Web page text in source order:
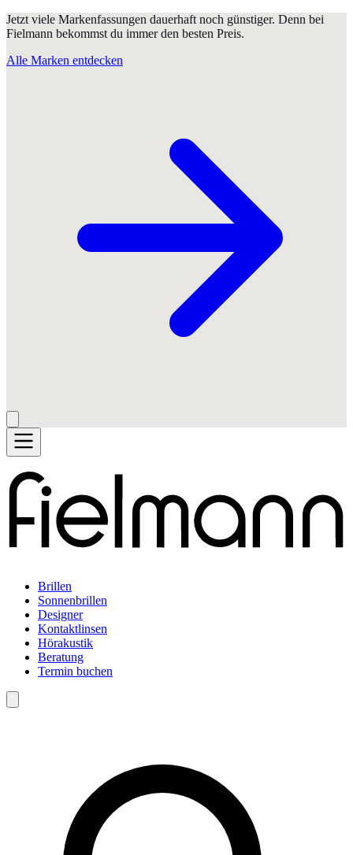
Jetzt viele Markenfassungen dauerhaft noch günstiger. Denn bei
Fielmann bekommst du immer den besten Preis.
Alle Marken entdecken
Brillen
Sonnenbrillen
Designer
Kontaktlinsen
Hörakustik
Beratung
Termin buchen